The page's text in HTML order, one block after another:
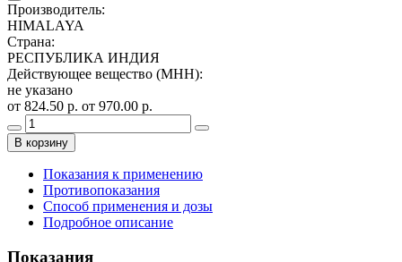
Производитель:
HIMALAYA
Страна:
РЕСПУБЛИКА ИНДИЯ
Действующее вещество (МНН):
не указано
от 824.50 р. от 970.00 р.
В корзину
Показания к применению
Противопоказания
Способ применения и дозы
Подробное описание
Показания